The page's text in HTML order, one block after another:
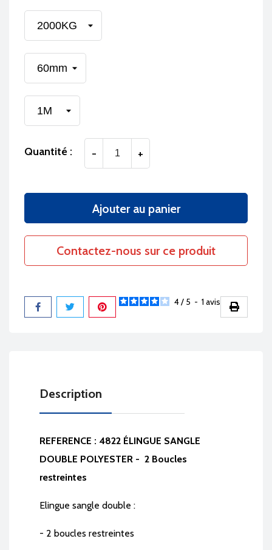
Quantité : - +
Ajouter au panier
Contactez-nous sur ce produit
Partager
4/ 5 - 1 avis
Description
REFERENCE : 4822 ÉLINGUE SANGLE
DOUBLE POLYESTER - 2 Boucles
restreintes
Elingue sangle double :
- 2 boucles restreintes